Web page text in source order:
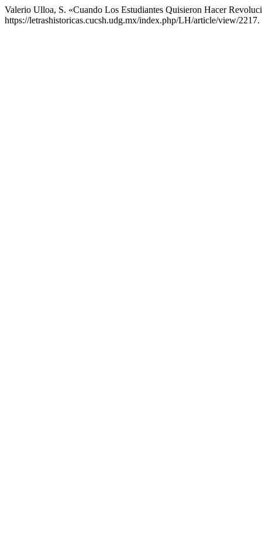
Valerio Ulloa, S. «Cuando Los Estudiantes Quisieron Hacer
https://letrashistoricas.cucsh.udg.mx/index.php/LH/article/view/2217.